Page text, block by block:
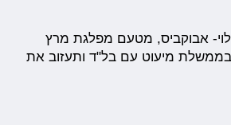
אבוקביס, מטעם מפלגת מרץ
מיעוט עם בל"ד ותעזוב את